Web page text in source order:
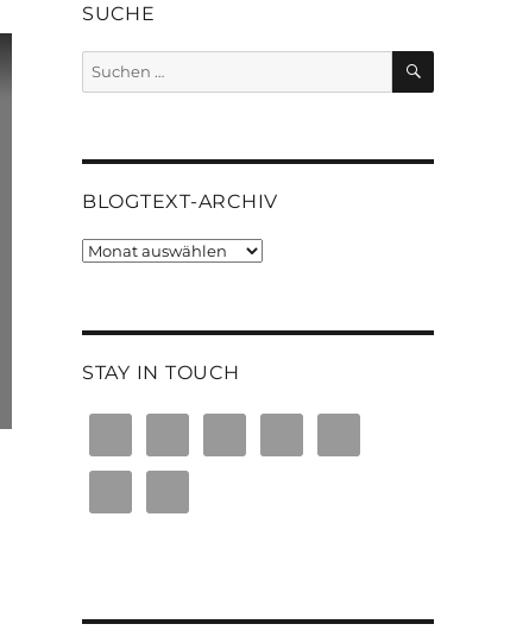
SUCHE
Suchen
SUCHEN
BLOGTEXT-ARCHIV
Blogtext-
STAY IN TOUCH